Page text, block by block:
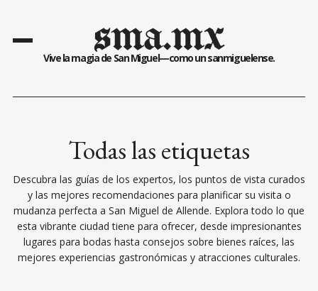
sma.mx
Vive la magia de San Miguel—como un sanmiguelense.
Todas las etiquetas
Descubra las guías de los expertos, los puntos de vista curados
y las mejores recomendaciones para planificar su visita o
mudanza perfecta a San Miguel de Allende. Explora todo lo que
esta vibrante ciudad tiene para ofrecer, desde impresionantes
lugares para bodas hasta consejos sobre bienes raíces, las
mejores experiencias gastronómicas y atracciones culturales.